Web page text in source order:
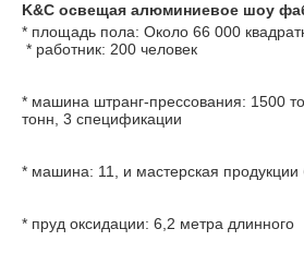
K&C освещая алюминиевое шоу
* площадь пола: Около 66 000
* работник: 200 человек
* машина штранг-прессования: 1500
тонн, 3 спецификации
* машина: 11, и мастерская
* пруд оксидации: 6,2 метра длинного